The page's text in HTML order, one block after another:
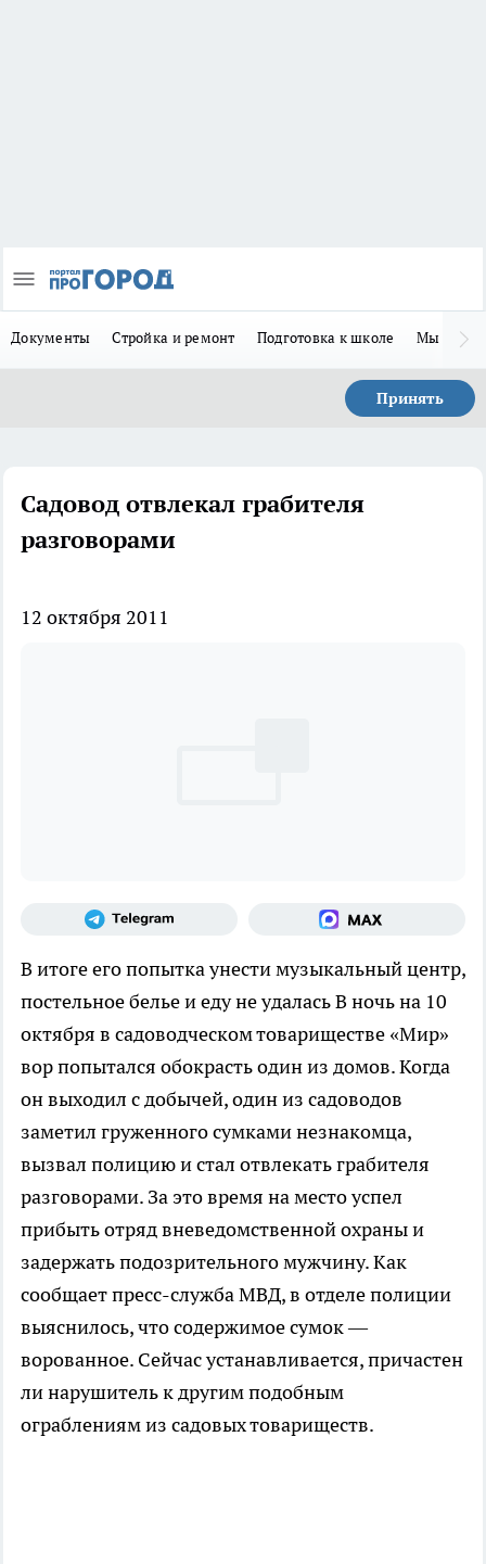
Документы Стройка и ремонт Подготовка к школе Мы в MAX
Принять
Садовод отвлекал грабителя
разговорами
12 октября 2011
В итоге его попытка унести музыкальный центр,
постельное белье и еду не удаласьВ ночь на 10
октября в садоводческом товариществе «Мир»
вор попытался обокрасть один из домов. Когда
он выходил с добычей, один из садоводов
заметил груженного сумками незнакомца,
вызвал полицию и стал отвлекать грабителя
разговорами. За это время на место успел
прибыть отряд вневедомственной охраны и
задержать подозрительного мужчину. Как
сообщает пресс-служба МВД, в отделе полиции
выяснилось, что содержимое сумок —
ворованное. Сейчас устанавливается, причастен
ли нарушитель к другим подобным
ограблениям из садовых товариществ.